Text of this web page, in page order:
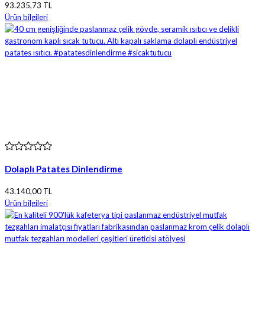
93.235,73 TL
Ürün bilgileri
Dolaplı Patates Dinlendirme
43.140,00 TL
Ürün bilgileri